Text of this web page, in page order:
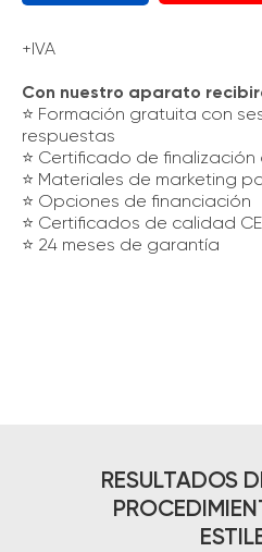
+IVA
Con nuestro aparato
⭐️ Formación gratuita con
respuestas
⭐️ Certificado de finalización
⭐️ Materiales de marketing
⭐️ Opciones de financiación
⭐️ Certificados de calidad CE
⭐️ 24 meses de garantía
RESULTADOS